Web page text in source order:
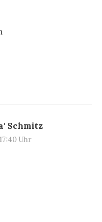
Schmitz
Uhr